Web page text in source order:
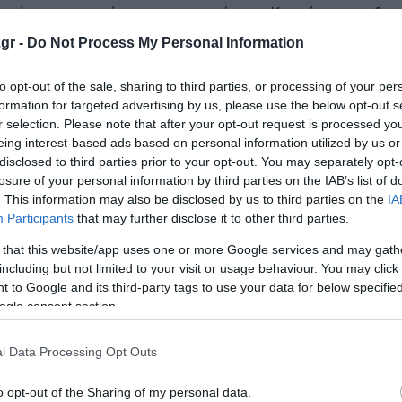
- Do Not Process My Personal Information
opt-out of the sale, sharing to third parties, or processing of your
for targeted advertising by us, please use the below opt-out
selection. Please note that after your opt-out request is processed
interest-based ads based on personal information utilized by us
to third parties prior to your opt-out. You may separately
of your personal information by third parties on the IAB’s list of
This information may also be disclosed by us to third parties on the
Participants that may further disclose it to other third parties.
that this website/app uses one or more Google services and may
but not limited to your visit or usage behaviour. You may
to Google and its third-party tags to use your data for below
consent section.
Data Processing Opt Outs
opt-out of the Sharing of my personal data.
που μπορείτε να προετοιμάσετε. Κρατώντας τα
των επεξεργασμένων τροφίμων.
που προάγουν την αντιφλεγμονώδη δράση, όπως ο
τα ωμέγα-3 λιπαρά οξέα, τα οποία βρίσκονται σε
στο πιάτο μας, και την προετοιμασία των
διατροφή σε έναν ισχυρό σύμμαχο κατά της
μακροπρόθεσμα οφέλη για την υγεία μας.
μας